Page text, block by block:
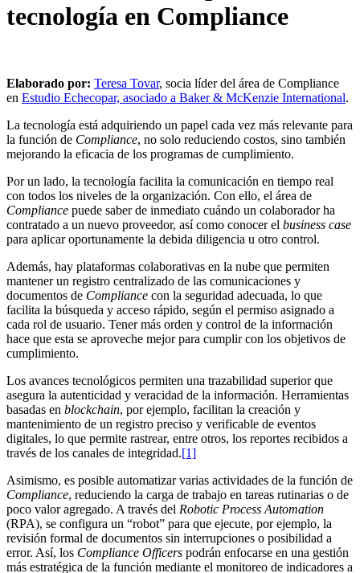
tecnología en Compliance
Elaborado por: Teresa Tovar, socia líder del área de Compliance
en Estudio Echecopar, asociado a Baker & McKenzie International.
La tecnología está adquiriendo un papel cada vez más relevante para
la función de Compliance, no solo reduciendo costos, sino también
mejorando la eficacia de los programas de cumplimiento.
Por un lado, la tecnología facilita la comunicación en tiempo real
con todos los niveles de la organización. Con ello, el área de
Compliance puede saber de inmediato cuándo un colaborador ha
contratado a un nuevo proveedor, así como conocer el business case
para aplicar oportunamente la debida diligencia u otro control.
Además, hay plataformas colaborativas en la nube que permiten
mantener un registro centralizado de las comunicaciones y
documentos de Compliance con la seguridad adecuada, lo que
facilita la búsqueda y acceso rápido, según el permiso asignado a
cada rol de usuario. Tener más orden y control de la información
hace que esta se aproveche mejor para cumplir con los objetivos de
cumplimiento.
Los avances tecnológicos permiten una trazabilidad superior que
asegura la autenticidad y veracidad de la información. Herramientas
basadas en blockchain, por ejemplo, facilitan la creación y
mantenimiento de un registro preciso y verificable de eventos
digitales, lo que permite rastrear, entre otros, los reportes recibidos a
través de los canales de integridad.[1]
Asimismo, es posible automatizar varias actividades de la función de
Compliance, reduciendo la carga de trabajo en tareas rutinarias o de
poco valor agregado. A través del Robotic Process Automation
(RPA), se configura un “robot” para que ejecute, por ejemplo, la
revisión formal de documentos sin interrupciones o posibilidad a
error. Así, los Compliance Officers podrán enfocarse en una gestión
más estratégica de la función mediante el monitoreo de indicadores a